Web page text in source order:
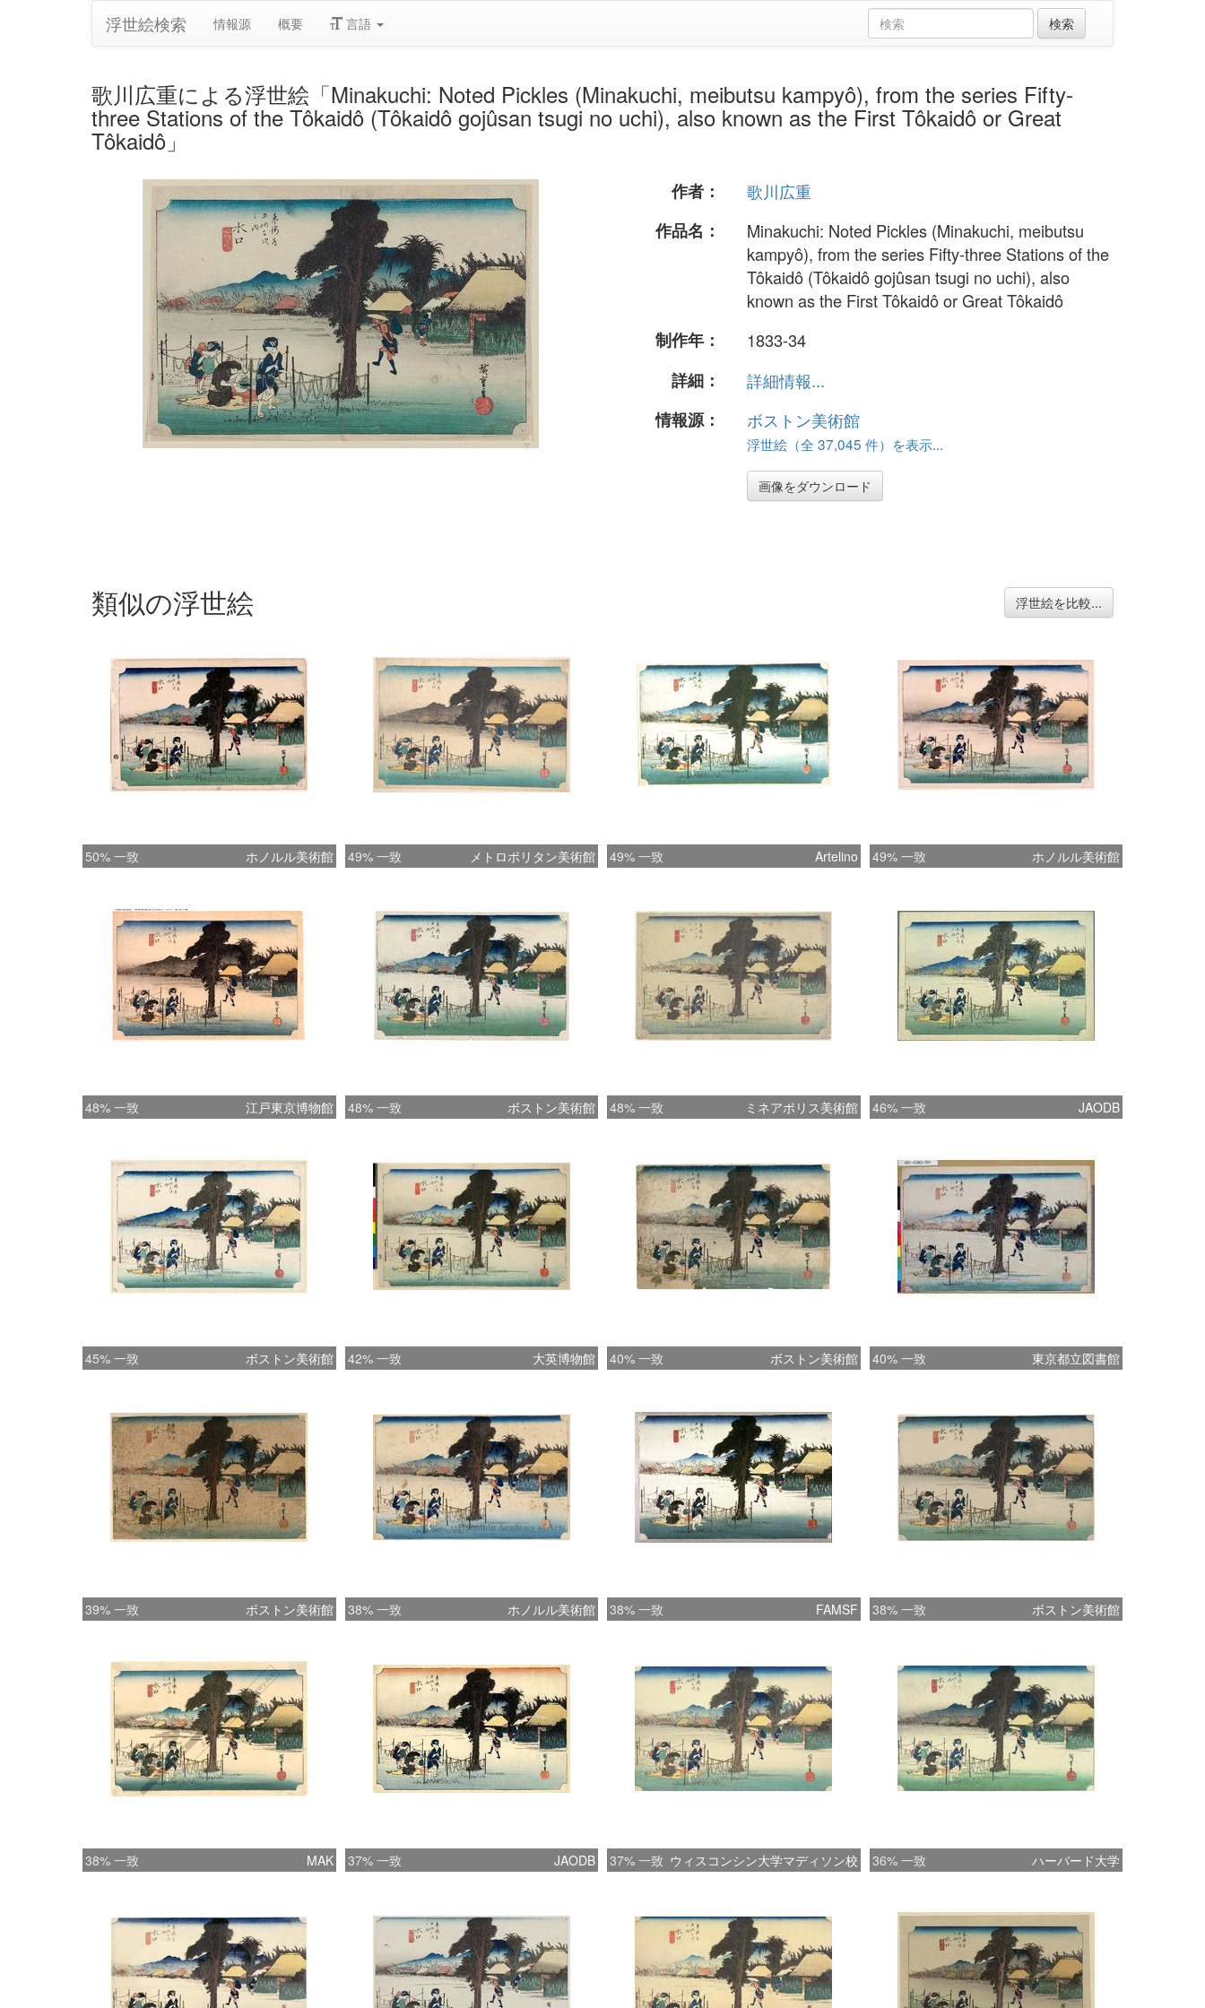
浮世絵検索 情報源 概要 言語
歌川広重による浮世絵「Minakuchi: Noted Pickles (Minakuchi, meibutsu kampyô), from the series Fifty-
three Stations of the Tôkaidô (Tôkaidô gojûsan tsugi no uchi), also known as the First Tôkaidô or Great
Tôkaidô」
作者：
歌川広重
作品名：
Minakuchi: Noted Pickles (Minakuchi, meibutsu
kampyô), from the series Fifty-three Stations of the
Tôkaidô (Tôkaidô gojûsan tsugi no uchi), also
known as the First Tôkaidô or Great Tôkaidô
制作年：
1833-34
詳細：
詳細情報...
情報源：
ボストン美術館
浮世絵（全 37,045 件）を表示...
画像をダウンロード
類似の浮世絵 浮世絵を比較...
50% 一致 ホノルル美術館 49% 一致 メトロポリタン美術館 49% 一致 Artelino 49% 一致 ホノルル美術館
48% 一致 江戸東京博物館 48% 一致 ボストン美術館 48% 一致 ミネアポリス美術館 46% 一致 JAODB
45% 一致 ボストン美術館 42% 一致 大英博物館 40% 一致 ボストン美術館 40% 一致 東京都立図書館
39% 一致 ボストン美術館 38% 一致 ホノルル美術館 38% 一致 FAMSF 38% 一致 ボストン美術館
38% 一致 MAK 37% 一致 JAODB 37% 一致 ウィスコンシン大学マディソン校 36% 一致 ハーバード大学